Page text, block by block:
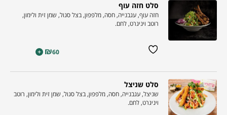
סלט חזה עוף
חזה עוף, עגבנייה, חסה, מלפפון, בצל סגול, שמן זית ולימון,
רוטב ויניגרט, לחם.
₪60
+
סלט שניצל
שניצל, עגבנייה, חסה, מלפפון, בצל סגול, שמן זית ולימון, רוטב
ויניגרט, לחם.